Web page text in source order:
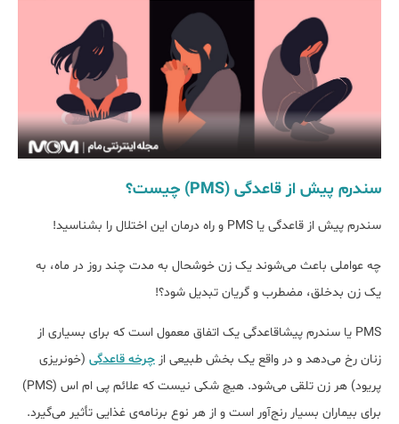
سندرم پیش از قاعدگی (PMS) چیست؟
سندرم پیش از قاعدگی یا PMS و راه درمان این اختلال را بشناسید!
چه عواملی باعث می‌شوند یک زن خوشحال به مدت چند روز در ماه، به
یک زن بدخلق، مضطرب و گریان تبدیل ‌شود؟!
PMS یا سندرم پیشاقاعدگی یک اتفاق معمول است که برای بسیاری از
زنان رخ می‌دهد و در واقع یک بخش طبیعی از چرخه قاعدگی (خونریزی
پریود) هر زن تلقی می‌شود. هیچ شکی نیست که علائم پی ام اس (PMS)
برای بیماران بسیار رنج‌آور است و از هر نوع برنامه‌ی غذایی تأثیر می‌گیرد.